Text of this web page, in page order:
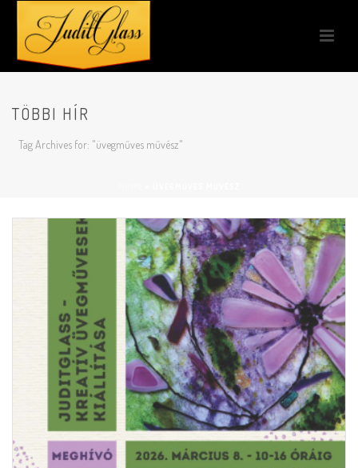
TÖBBI HÍR
Tag Archives for: "üvegműves művész"